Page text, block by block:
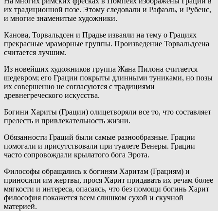
их традиционной позе. Этому следовали и Рафаэль, и Рубенс,
и многие знаменитые художники.
Канова, Торвальдсен и Прадье изваяли на тему о Грациях
прекрасные мраморные группы. Произведение Торвальдсена
считается лучшим.
Из новейших художников группа Жана Пилона считается
шедевром; его Грации покрыты длинными туниками, но позы
их совершенно не согласуются с традициями
древнегреческого искусства.
Богини Хариты (Грации) олицетворяли все то, что составляет
прелесть и привлекательность жизни.
Обязанности Граций были самые разнообразные. Грации
помогали и присутствовали при туалете Венеры. Грации
часто сопровождали крылатого бога Эрота.
Философы обращались к богиням Харитам (Грациям) и
приносили им жертвы, прося Харит придавать их речам более
мягкости и интереса, опасаясь, что без помощи богинь Харит
философия покажется всем слишком сухой и скучной
материей.